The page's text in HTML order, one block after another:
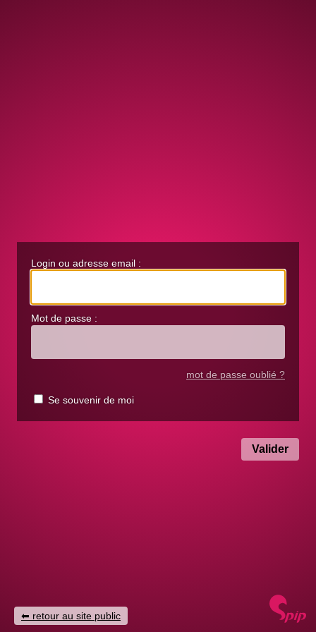
Login ou adresse email :
Mot de passe :
mot de passe oublié ?
Se souvenir de moi
retour au site public